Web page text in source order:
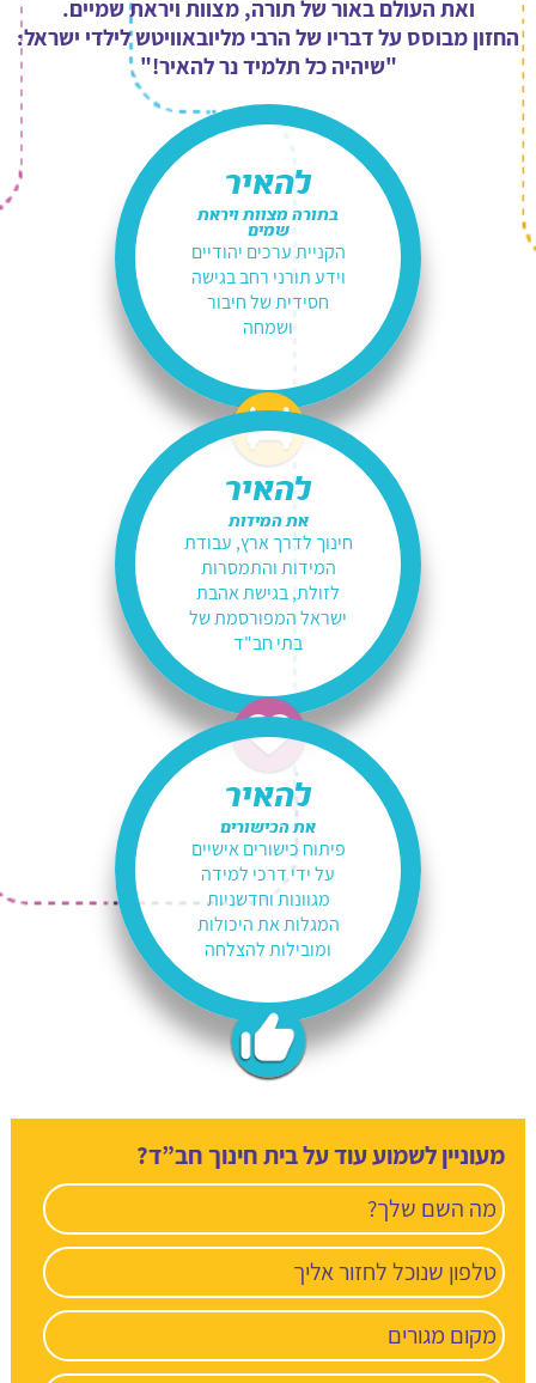
ואת העולם באור של תורה, מצוות ויראת שמיים.
החזון מבוסס על דבריו של הרבי מליובאוויטש לילדי ישראל:
"שיהיה כל תלמיד נר להאיר!"
להאיר
בתורה מצוות ויראת
שמים
הקניית ערכים יהודיים
וידע תורני רחב בגישה
חסידית של חיבור
ושמחה
להאיר
את המידות
חינוך לדרך ארץ, עבודת
המידות והתמסרות
לזולת, בגישת אהבת
ישראל המפורסמת של
בתי חב"ד
להאיר
את הכישורים
פיתוח כישורים אישיים
על ידי דרכי למידה
מגוונות וחדשניות
המגלות את היכולות
ומובילות להצלחה
מעוניין לשמוע עוד על בית חינוך חב”ד?